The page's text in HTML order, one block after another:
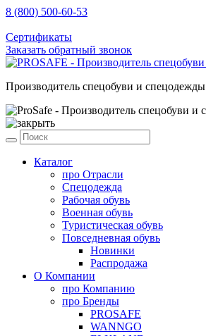
8 (800) 500-60-53
Сертификаты
Заказать обратный звонок
Производитель спецобуви и спецодежды
Каталог
про Отрасли
Спецодежда
Рабочая обувь
Военная обувь
Туристическая обувь
Повседневная обувь
Новинки
Распродажа
О Компании
про Компанию
про Бренды
PROSAFE
WANNGO